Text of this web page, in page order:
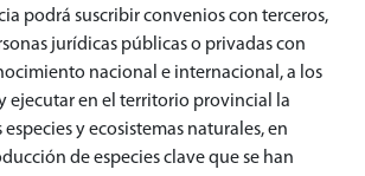
podrá suscribir convenios con terceros,
jurídicas públicas o privadas con
nacional e internacional, a los
ejecutar en el territorio provincial la
y ecosistemas naturales, en
de especies clave que se han